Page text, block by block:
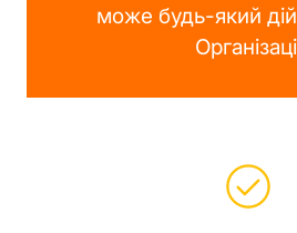
може будь-який